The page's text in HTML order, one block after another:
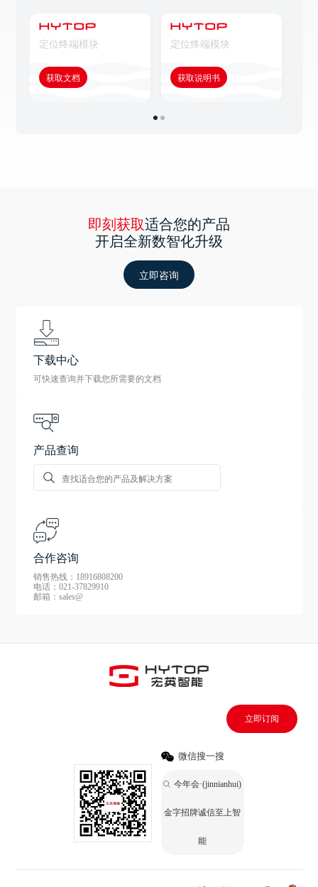
定位终端模块
获取文档
定位终端模块
获取说明书
即刻获取适合您的产品
开启全新数智化升级
立即咨询
下载中心
可快速查询并下载您所需要的文档
产品查询
合作咨询
销售热线：18916808200
电话：021-37829910
邮箱：sales@
立即订阅
微信搜一搜
今年会·(jinnianhui)
金字招牌诚信至上智
能